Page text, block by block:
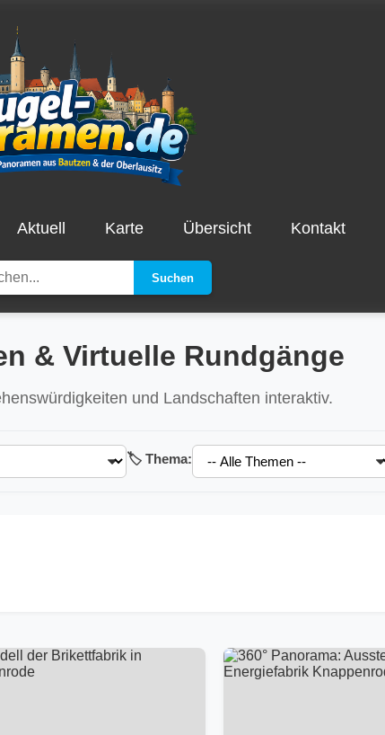
Aktuell Karte Übersicht Kontakt
Suchen
& Virtuelle Rundgänge
und Landschaften interaktiv.
🏷️ Thema: